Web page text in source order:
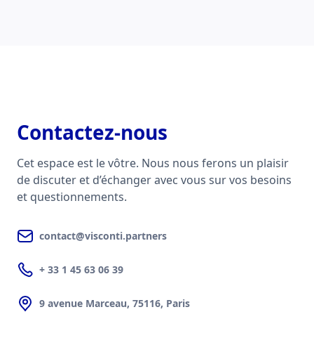
Contactez-nous
Cet espace est le vôtre. Nous nous ferons un plaisir
de discuter et d’échanger avec vous sur vos besoins
et questionnements.
contact@visconti.partners
+ 33 1 45 63 06 39
9 avenue Marceau, 75116, Paris